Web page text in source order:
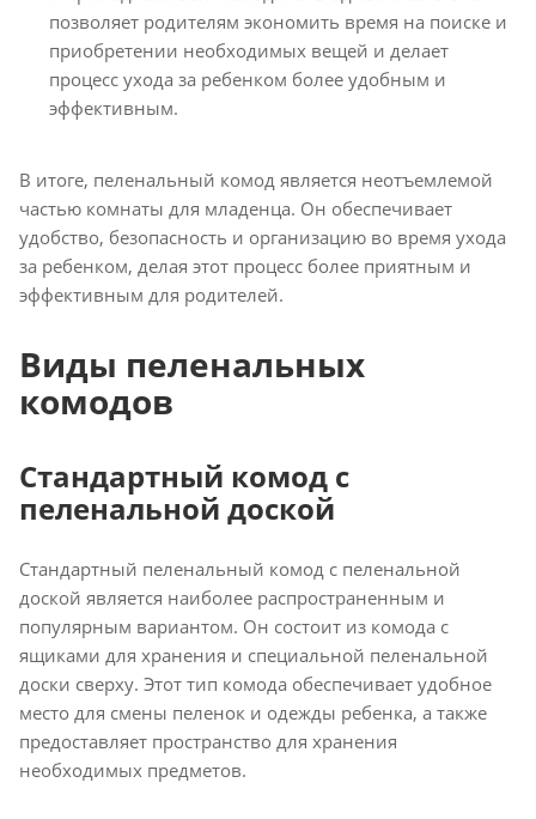
позволяет родителям экономить время на поиске и
приобретении необходимых вещей и делает
процесс ухода за ребенком более удобным и
эффективным.
В итоге, пеленальный комод является неотъемлемой
частью комнаты для младенца. Он обеспечивает
удобство, безопасность и организацию во время ухода
за ребенком, делая этот процесс более приятным и
эффективным для родителей.
Виды пеленальных
комодов
Стандартный комод с
пеленальной доской
Стандартный пеленальный комод с пеленальной
доской является наиболее распространенным и
популярным вариантом. Он состоит из комода с
ящиками для хранения и специальной пеленальной
доски сверху. Этот тип комода обеспечивает удобное
место для смены пеленок и одежды ребенка, а также
предоставляет пространство для хранения
необходимых предметов.